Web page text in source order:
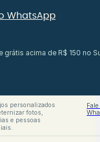
WhatsApp
grátis acima de R$ 150 no
personalizados
fotos,
e pessoas